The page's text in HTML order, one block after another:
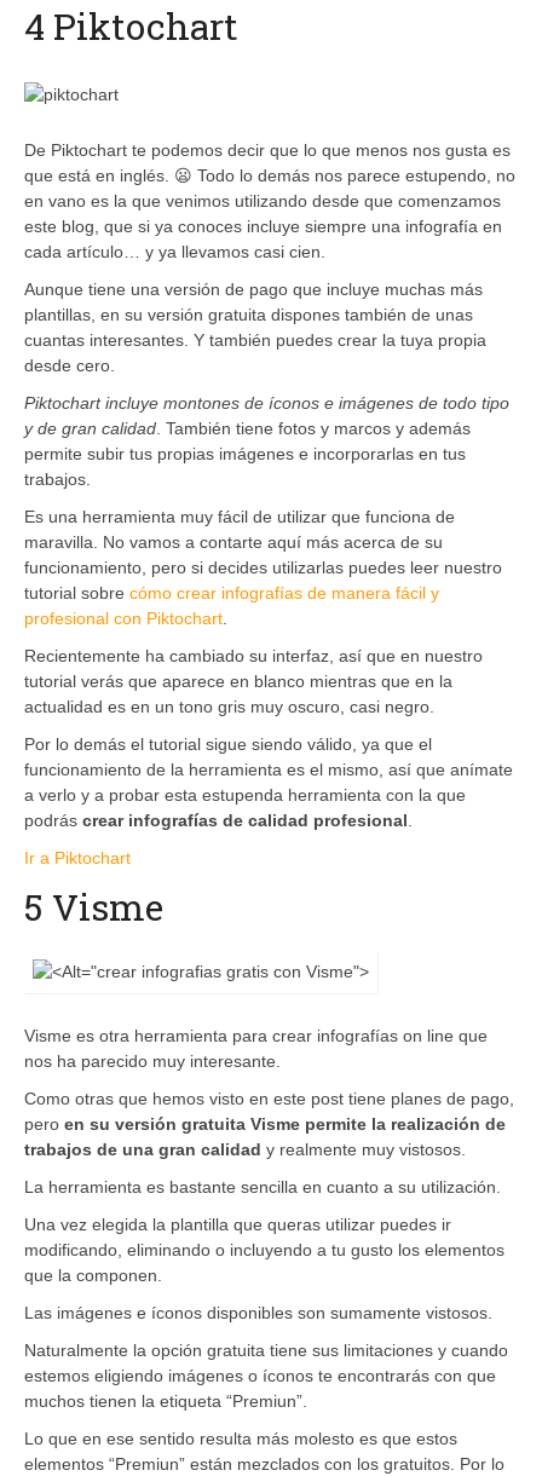
4 Piktochart
De Piktochart te podemos decir que lo que menos nos gusta es
que está en inglés. 😦 Todo lo demás nos parece estupendo, no
en vano es la que venimos utilizando desde que comenzamos
este blog, que si ya conoces incluye siempre una infografía en
cada artículo… y ya llevamos casi cien.
Aunque tiene una versión de pago que incluye muchas más
plantillas, en su versión gratuita dispones también de unas
cuantas interesantes. Y también puedes crear la tuya propia
desde cero.
Piktochart incluye montones de íconos e imágenes de todo tipo
y de gran calidad . También tiene fotos y marcos y además
permite subir tus propias imágenes e incorporarlas en tus
trabajos.
Es una herramienta muy fácil de utilizar que funciona de
maravilla. No vamos a contarte aquí más acerca de su
funcionamiento, pero si decides utilizarlas puedes leer nuestro
tutorial sobre cómo crear infografías de manera fácil y
profesional con Piktochart
Recientemente ha cambiado su interfaz, así que en nuestro
tutorial verás que aparece en blanco mientras que en la
actualidad es en un tono gris muy oscuro, casi negro.
Por lo demás el tutorial sigue siendo válido, ya que el
funcionamiento de la herramienta es el mismo, así que anímate
a verlo y a probar esta estupenda herramienta con la que
podrás crear infografías de calidad profesional
Ir a Piktochart
5 Visme
Visme es otra herramienta para crear infografías on line que
nos ha parecido muy interesante.
Como otras que hemos visto en este post tiene planes de pago,
pero en su versión gratuita Visme permite la realización de
trabajos de una gran calidad y realmente muy vistosos.
La herramienta es bastante sencilla en cuanto a su utilización.
Una vez elegida la plantilla que queras utilizar puedes ir
modificando, eliminando o incluyendo a tu gusto los elementos
que la componen.
Las imágenes e íconos disponibles son sumamente vistosos.
Naturalmente la opción gratuita tiene sus limitaciones y cuando
estemos eligiendo imágenes o íconos te encontrarás con que
muchos tienen la etiqueta “Premiun”.
Lo que en ese sentido resulta más molesto es que estos
elementos “Premiun” están mezclados con los gratuitos. Por lo